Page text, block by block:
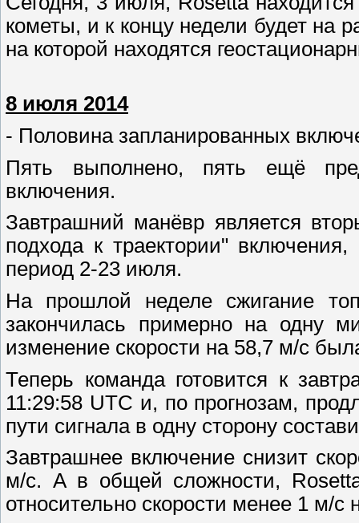
кометы, и к концу недели будет на
на которой находятся
8 июля 2014
- Половина запланированных
Пять выполнено, пять ещё
включения.
Завтрашний манёвр является
подхода к траектории"
период 2-23 июля.
На прошлой неделе сжигание
закончилась примерно на одну
изменение скорости на 58,7 м/с
Теперь команда готовится к
11:29:58 UTC и, по прогнозам,
пути сигнала в одну сторону
Завтрашнее включение снизит
м/с. А в общей сложности,
относительно скорости менее 1 м/с